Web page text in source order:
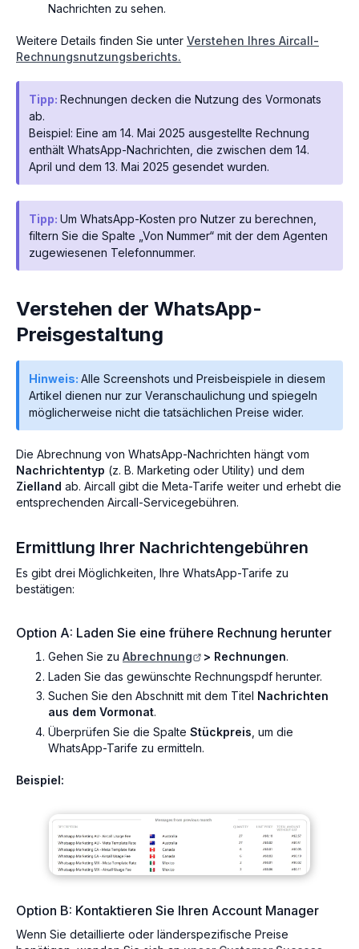
Nachrichten zu sehen.
Weitere Details finden Sie unter Verstehen Ihres Aircall-
Rechnungsnutzungsberichts.
Tipp: Rechnungen decken die Nutzung des Vormonats
ab.
Beispiel: Eine am 14. Mai 2025 ausgestellte Rechnung
enthält WhatsApp-Nachrichten, die zwischen dem 14.
April und dem 13. Mai 2025 gesendet wurden.
Tipp: Um WhatsApp-Kosten pro Nutzer zu berechnen,
filtern Sie die Spalte „Von Nummer“ mit der dem Agenten
zugewiesenen Telefonnummer.
Verstehen der WhatsApp-
Preisgestaltung
Hinweis: Alle Screenshots und Preisbeispiele in diesem
Artikel dienen nur zur Veranschaulichung und spiegeln
möglicherweise nicht die tatsächlichen Preise wider.
Die Abrechnung von WhatsApp-Nachrichten hängt vom
Nachrichtentyp (z. B. Marketing oder Utility) und dem
Zielland ab. Aircall gibt die Meta-Tarife weiter und erhebt die
entsprechenden Aircall-Servicegebühren.
Ermittlung Ihrer Nachrichtengebühren
Es gibt drei Möglichkeiten, Ihre WhatsApp-Tarife zu
bestätigen:
Option A: Laden Sie eine frühere Rechnung herunter
Gehen Sie zu Abrechnung > Rechnungen.
Laden Sie das gewünschte Rechnungspdf herunter.
Suchen Sie den Abschnitt mit dem Titel Nachrichten
aus dem Vormonat.
Überprüfen Sie die Spalte Stückpreis , um die
WhatsApp-Tarife zu ermitteln.
Beispiel:
Option B: Kontaktieren Sie Ihren Account Manager
Wenn Sie detaillierte oder länderspezifische Preise